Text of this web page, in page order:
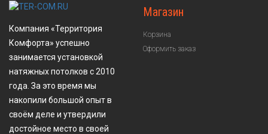
Компания «Территория
Комфорта» успешно
занимается установкой
натяжных потолков с 2010
года. За это время мы
накопили большой опыт в
своём деле и утвердили
достойное место в своей
Магазин
Корзина
Оформить заказ